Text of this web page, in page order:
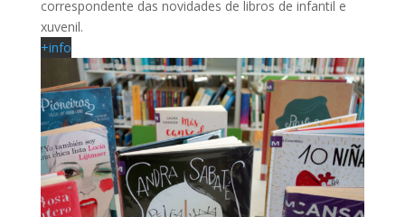
correspondente das novidades de libros de infantil e
xuvenil.
+info